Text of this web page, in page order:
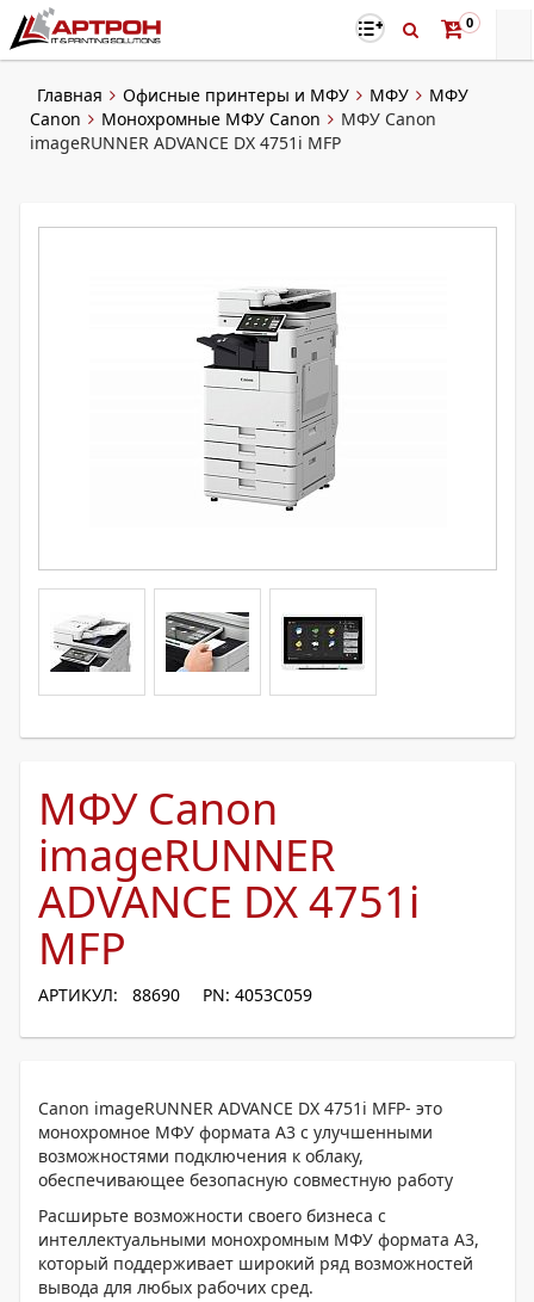
0
Главная Офисные принтеры и МФУ МФУ
МФУ
Canon
Монохромные МФУ Canon
МФУ Canon
imageRUNNER ADVANCE DX 4751i MFP
МФУ Canon
imageRUNNER
ADVANCE DX 4751i
MFP
АРТИКУЛ: 88690 PN: 4053C059
Canon imageRUNNER ADVANCE DX 4751i MFP- это
монохромное МФУ формата A3 с улучшенными
возможностями подключения к облаку,
обеспечивающее безопасную совместную работу
Расширьте возможности своего бизнеса с
интеллектуальными монохромным МФУ формата A3,
который поддерживает широкий ряд возможностей
вывода для любых рабочих сред.